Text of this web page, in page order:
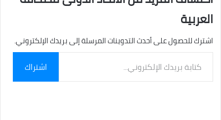
العربية
اشترك للحصول على أحدث التدوينات المرسلة إلى بريدك الإلكتروني.
بريدك
الإلكتروني...
اشتراك